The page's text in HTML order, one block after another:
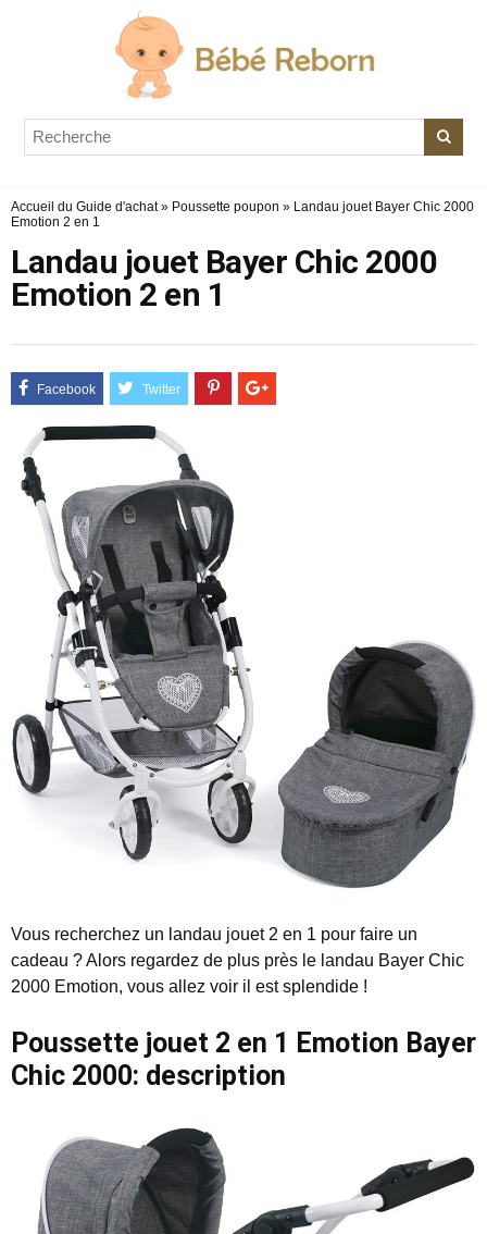
Accueil du Guide d'achat» Poussette poupon » Landau jouet Bayer Chic 2000
Emotion 2 en 1
Landau jouet Bayer Chic 2000
Emotion 2 en 1
Vous recherchez un landau jouet 2 en 1 pour faire un
cadeau ? Alors regardez de plus près le landau Bayer Chic
2000 Emotion, vous allez voir il est splendide !
Poussette jouet 2 en 1 Emotion Bayer
Chic 2000: description